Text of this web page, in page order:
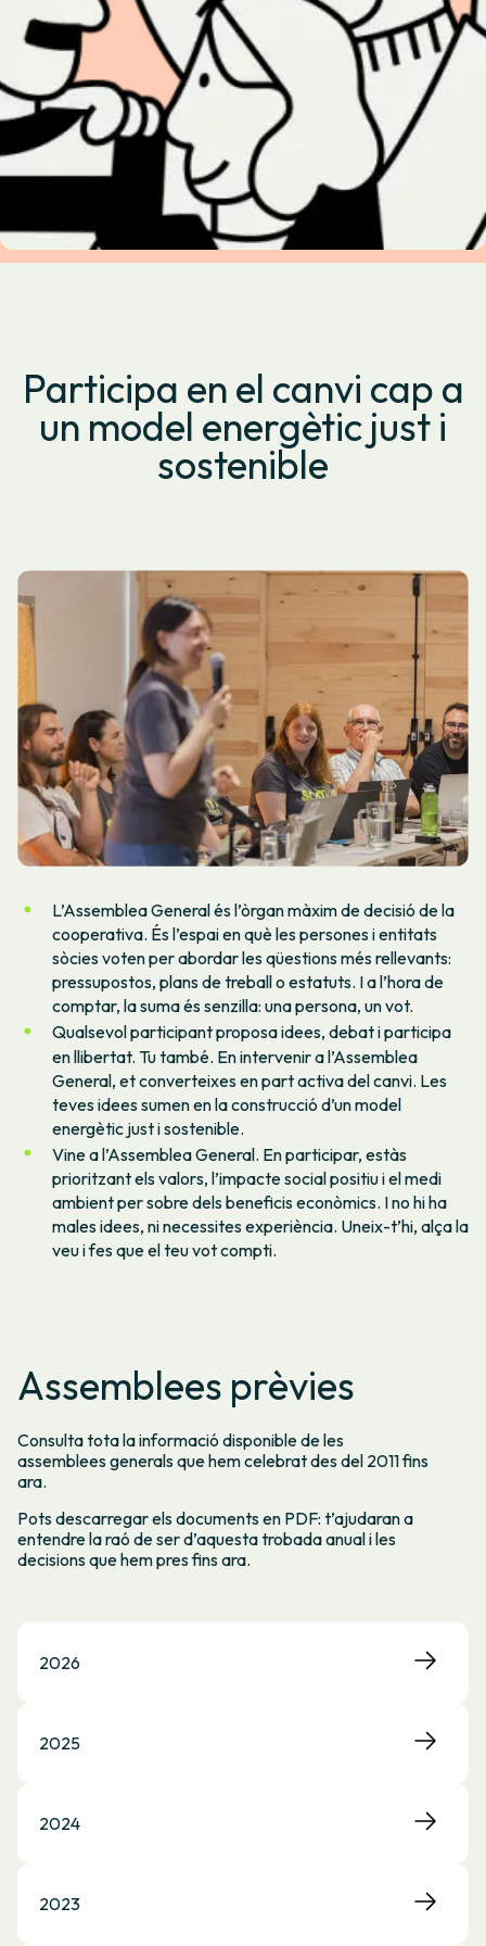
Participa en el canvi cap a
un model energètic just i
sostenible
L’Assemblea General és l’òrgan màxim de decisió de la
cooperativa. És l’espai en què les persones i entitats
sòcies voten per abordar les qüestions més rellevants:
pressupostos, plans de treball o estatuts. I a l’hora de
comptar, la suma és senzilla: una persona, un vot.
Qualsevol participant proposa idees, debat i participa
en llibertat. Tu també. En intervenir a l’Assemblea
General, et converteixes en part activa del canvi. Les
teves idees sumen en la construcció d’un model
energètic just i sostenible.
Vine a l’Assemblea General. En participar, estàs
prioritzant els valors, l’impacte social positiu i el medi
ambient per sobre dels beneficis econòmics. I no hi ha
males idees, ni necessites experiència. Uneix-t’hi, alça la
veu i fes que el teu vot compti.
Assemblees prèvies
Consulta tota la informació disponible de les
assemblees generals que hem celebrat des del 2011 fins
ara.
Pots descarregar els documents en PDF: t’ajudaran a
entendre la raó de ser d’aquesta trobada anual i les
decisions que hem pres fins ara.
2026
2025
2024
2023